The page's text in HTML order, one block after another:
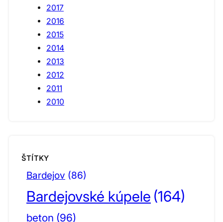
2017
2016
2015
2014
2013
2012
2011
2010
ŠTÍTKY
Bardejov (86)
Bardejovské kúpele (164)
beton (96)